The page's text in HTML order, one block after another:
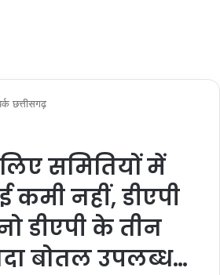
छत्तीसगढ़
समितियों में
कमी नहीं, डीएपी
डीएपी के तीन
बोतल उपलब्ध…